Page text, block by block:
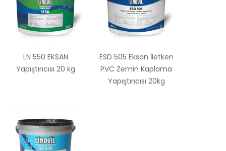
LN 550 EKSAN
Yapıştırıcısı 20 kg
ESD 505 Eksan İletken
PVC Zemin Kaplama
Yapıştırıcısı 20kg